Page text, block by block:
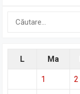
Caută
L Ma
1 2